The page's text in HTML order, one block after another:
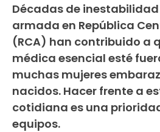
Décadas de
armada en República
(RCA) han contribuido a
médica esencial esté
muchas mujeres
nacidos. Hacer frente a
cotidiana es una
equipos.